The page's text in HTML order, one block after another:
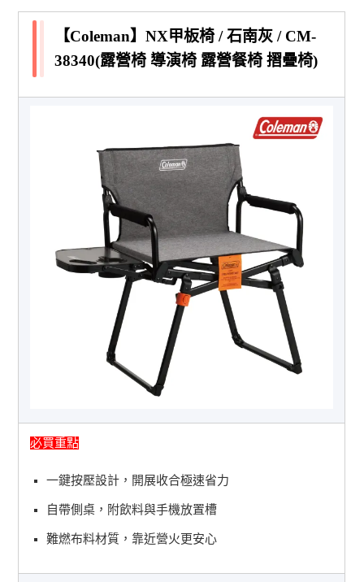
【Coleman】NX甲板椅 / 石南灰 / CM-
38340(露營椅 導演椅 露營餐椅 摺疊椅)
必買重點
一鍵按壓設計，開展收合極速省力
自帶側桌，附飲料與手機放置槽
難燃布料材質，靠近營火更安心